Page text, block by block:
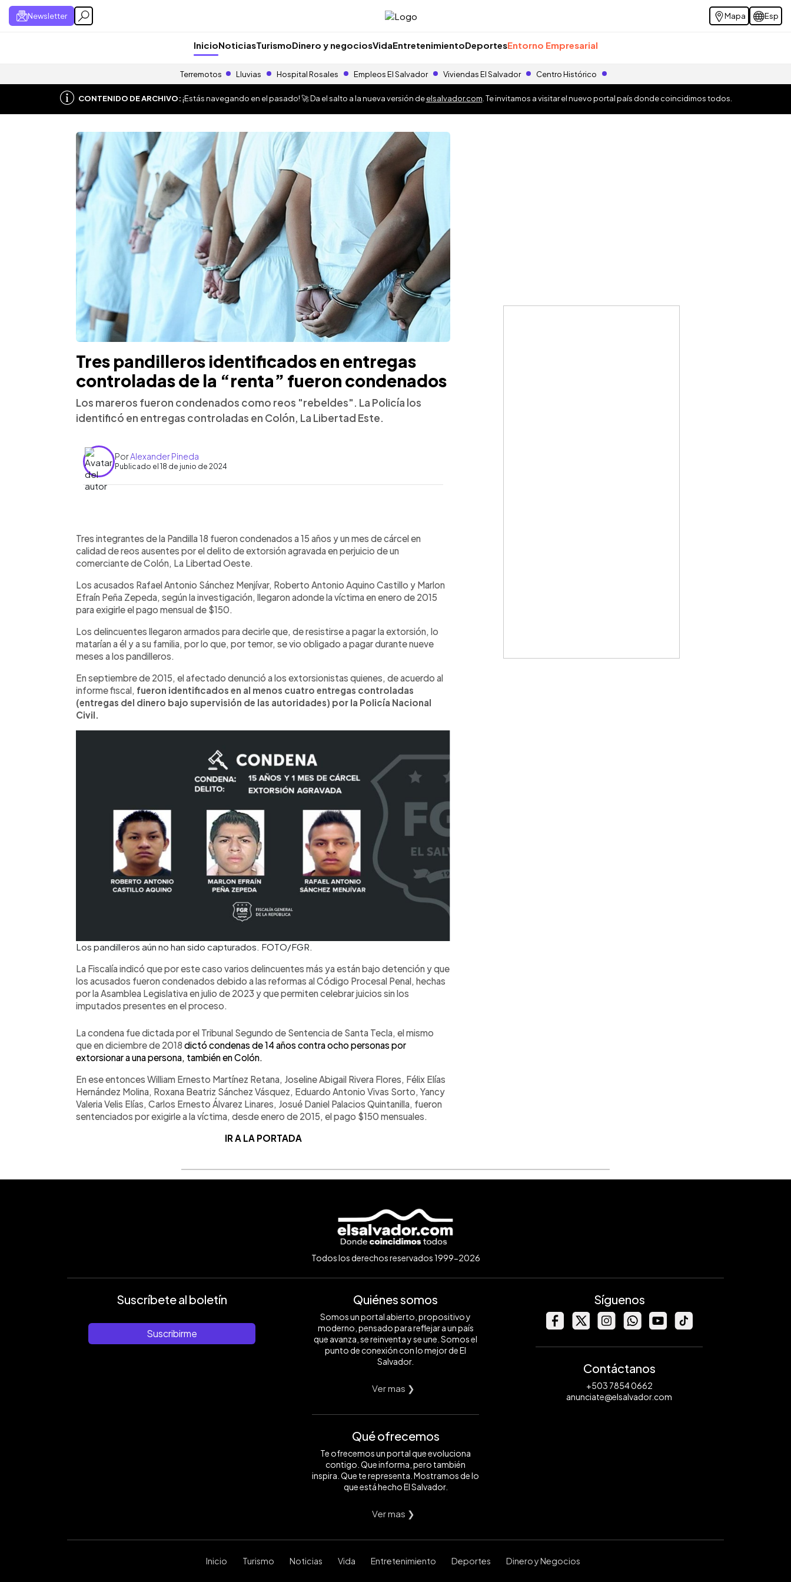
Newsletter Mapa Esp
InicioNoticiasTurismoDinero y negociosVidaEntretenimientoDeportesEntorno Empresarial
Terremotos Lluvias Hospital Rosales Empleos El Salvador Viviendas El Salvador Centro Histórico
CONTENIDO DE ARCHIVO:¡Estás navegando en el pasado! 🚀 Da el salto a la nueva versión deelsalvador.com . Te invitamos a visitar el nuevo portal país donde coincidimos todos.
Tres pandilleros identificados en entregas
controladas de la “renta” fueron condenados
Los mareros fueron condenados como reos "rebeldes". La Policía los
identificó en entregas controladas en Colón, La Libertad Este.
PorAlexander Pineda
Publicado el 18 de junio de 2024
Escuchar artículo
Tres integrantes de la Pandilla 18 fueron condenados a 15 años y un mes de cárcel en
calidad de reos ausentes por el delito de extorsión agravada en perjuicio de un
comerciante de Colón, La Libertad Oeste.
Los acusados Rafael Antonio Sánchez Menjívar, Roberto Antonio Aquino Castillo y Marlon
Efraín Peña Zepeda, según la investigación, llegaron adonde la víctima en enero de 2015
para exigirle el pago mensual de $150.
Los delincuentes llegaron armados para decirle que, de resistirse a pagar la extorsión, lo
matarían a él y a su familia, por lo que, por temor, se vio obligado a pagar durante nueve
meses a los pandilleros.
En septiembre de 2015, el afectado denunció a los extorsionistas quienes, de acuerdo al
informe fiscal, fueron identificados en al menos cuatro entregas controladas
(entregas del dinero bajo supervisión de las autoridades) por la Policía Nacional
Civil.
Los pandilleros aún no han sido capturados. FOTO/FGR.
La Fiscalía indicó que por este caso varios delincuentes más ya están bajo detención y que
los acusados fueron condenados debido a las reformas al Código Procesal Penal, hechas
por la Asamblea Legislativa en julio de 2023 y que permiten celebrar juicios sin los
imputados presentes en el proceso.
La condena fue dictada por el Tribunal Segundo de Sentencia de Santa Tecla, el mismo
que en diciembre de 2018 dictó condenas de 14 años contra ocho personas por
extorsionar a una persona, también en Colón.
En ese entonces William Ernesto Martínez Retana, Joseline Abigail Rivera Flores, Félix Elías
Hernández Molina, Roxana Beatriz Sánchez Vásquez, Eduardo Antonio Vivas Sorto, Yancy
Valeria Velis Elías, Carlos Ernesto Álvarez Linares, Josué Daniel Palacios Quintanilla, fueron
sentenciados por exigirle a la víctima, desde enero de 2015, el pago $150 mensuales.
IR A LA PORTADA
Todos los derechos reservados 1999-2026
Suscríbete al boletín
Suscribirme
Quiénes somos
Somos un portal abierto, propositivo y
moderno, pensado para reflejar a un país
que avanza, se reinventa y se une. Somos el
punto de conexión con lo mejor de El
Salvador.
Ver mas ❯
Qué ofrecemos
Te ofrecemos un portal que evoluciona
contigo. Que informa, pero también
inspira. Que te representa. Mostramos de lo
que está hecho El Salvador.
Ver mas ❯
Síguenos
Contáctanos
+503 7854 0662
anunciate@elsalvador.com
Inicio Turismo Noticias Vida Entretenimiento Deportes Dinero y Negocios